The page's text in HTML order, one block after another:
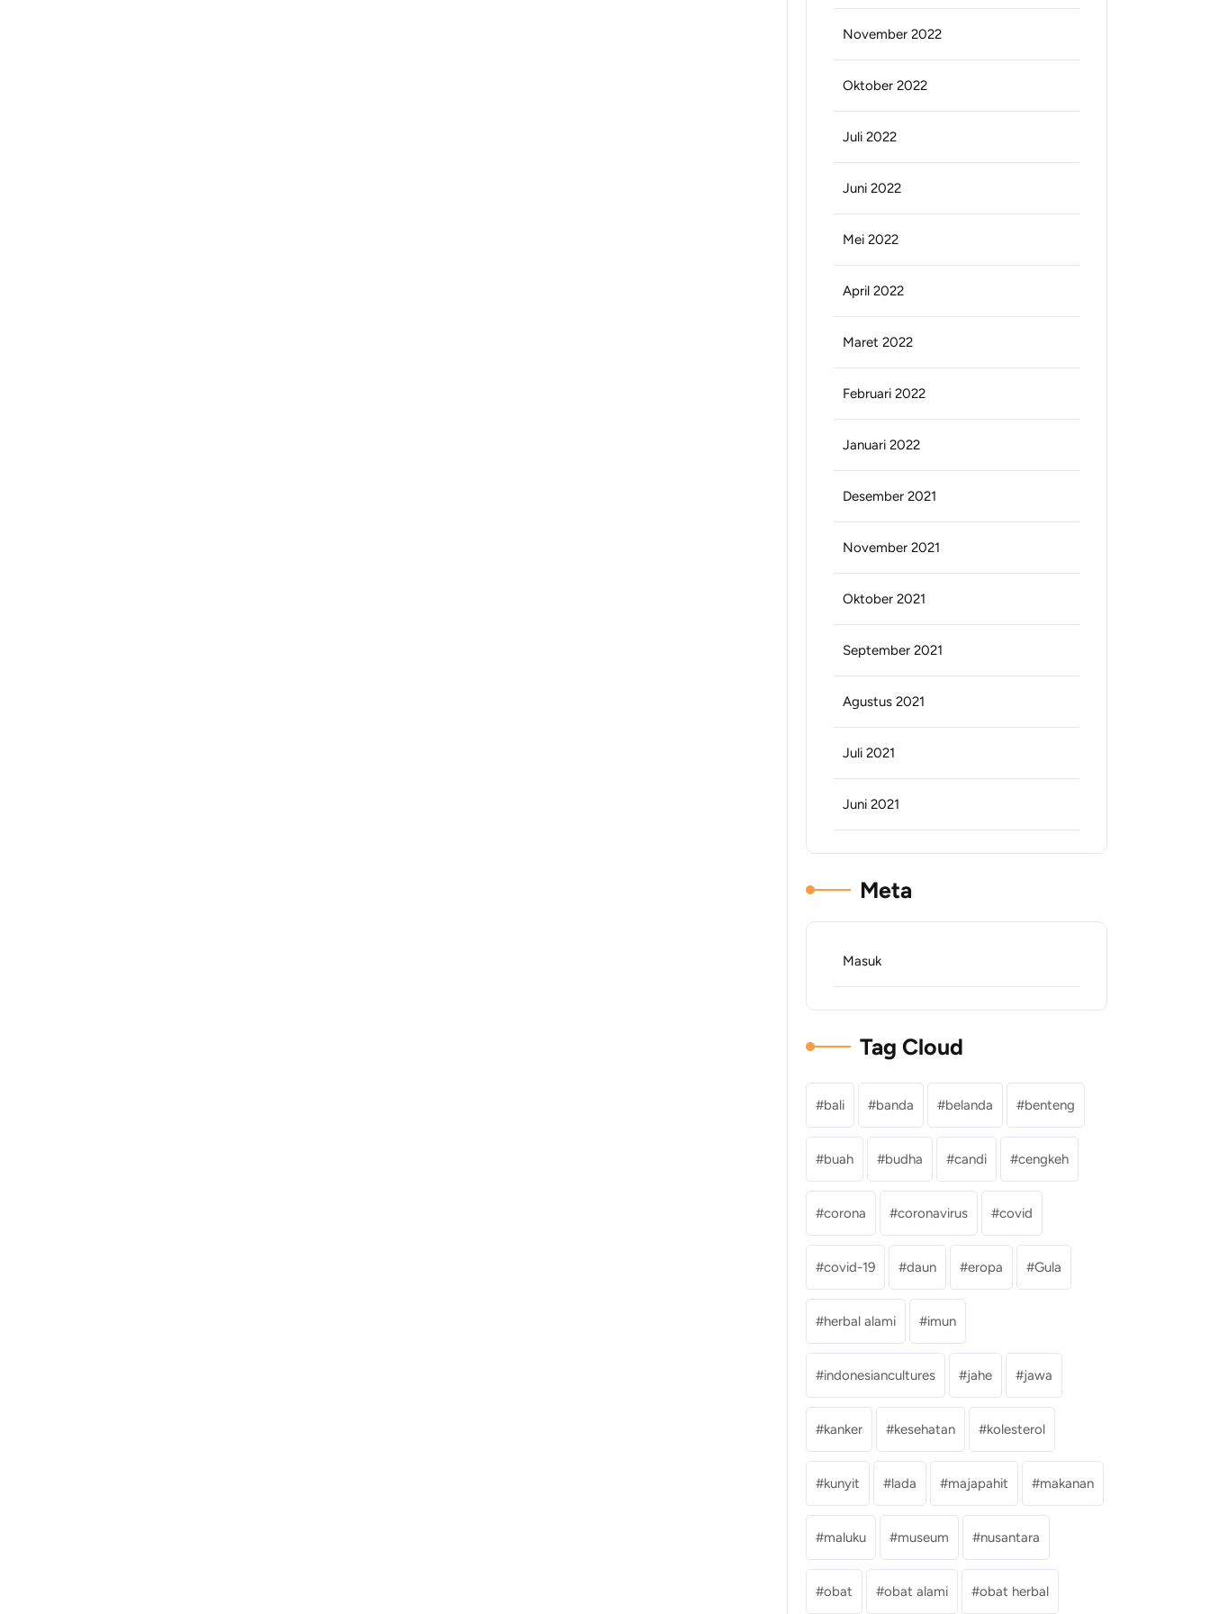
November 2022
Oktober 2022
Juli 2022
Juni 2022
Mei 2022
April 2022
Maret 2022
Februari 2022
Januari 2022
Desember 2021
November 2021
Oktober 2021
September 2021
Agustus 2021
Juli 2021
Juni 2021
Meta
Masuk
Tag Cloud
bali banda belanda benteng
buah budha candi cengkeh
corona coronavirus covid
covid-19 daun eropa Gula
herbal alami imun
indonesiancultures jahe jawa
kanker kesehatan kolesterol
kunyit lada majapahit makanan
maluku museum nusantara
obat obat alami obat herbal